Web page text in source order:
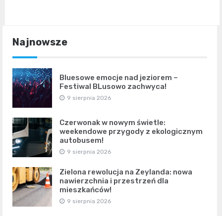
Najnowsze
Bluesowe emocje nad jeziorem –
Festiwal BLusowo zachwyca!
9 sierpnia 2026
Czerwonak w nowym świetle:
weekendowe przygody z ekologicznym
autobusem!
9 sierpnia 2026
Zielona rewolucja na Zeylanda: nowa
nawierzchnia i przestrzeń dla
mieszkańców!
9 sierpnia 2026